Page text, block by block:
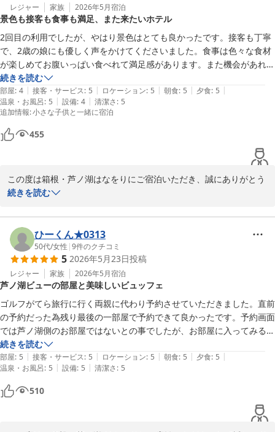
応じて変わってまいりますので、次回のご来館もきっとお楽しみい
ただけるかと思います。またのご来館をスタッフ一同心よりお待ち
申し上げております。ご投稿ありがとうございました。
箱根・芦ノ湖 はなをり（オリックスホテルズ＆リゾーツ）
2026-06-10
レジャー 家族 2026年5月宿泊
景色も接客も食事も満足、また来たいホテル
2回目の利用でしたが、やはり景色はとても良かったです。接客も丁寧
で、2歳の娘にも優しく声をかけてくださいました。食事は色々な食材
が楽しめてお腹いっぱい食べれて満足感があります。また機会があれば
宿泊したいと思えるぐらい良いホテルです。
続きを読む
部屋: 4 | 接客・サービス: 5 | ロケーション: 5 | 朝食: 5 | 夕食: 5 |
温泉・お風呂: 5 | 設備: 4 | 清潔さ: 5
追加情報:小さな子供と一緒に宿泊
455
この度は箱根・芦ノ湖はなをりにご宿泊いただき、誠にありがとう
ございます。
じます。
また、スタッフの対応やお食事についてお褒めのお言葉をいただき
大変恐縮でございます。
お食事は季節ごとにメニューを変更してご用意しておりますのでま
たお越しの際にはその季節ならではのお食事をお楽しみいただけま
すと幸いです。
貴重なお時間をいただきクチコミをご投稿していただき誠にありが
とうございます。
またお越しいただけることをスタッフ一同、心よりお待ちしており
ます。
箱根・芦ノ湖 はなをり（オリックスホテルズ＆リゾーツ）
続きを読む
ひーくん★0313
50代/女性 |9件のクチコミ
5 2026年5月23日投稿
レジャー 家族 2026年5月宿泊
芦ノ湖ビューの部屋と美味しいビュッフェ
ゴルフがてら旅行に行く両親に代わり予約させていただきました。直前
の予約だった為残り最後の一部屋で予約できて良かったです。予約画面
では芦ノ湖側のお部屋ではないとの事でしたが、お部屋に入ってみると
なんと♪芦ノ湖ビュー！！だったそうでとてもラッキーだと喜んだおり
ました。ビュッフェも色々と選びきれない程あっておいしかったそうで
す。帰ってきていいホテルだったよと申しておりました。今度は私もい
ってみたいなぁー(^^)
続きを読む
部屋: 5 | 接客・サービス: 5 | ロケーション: 5 | 朝食: 5 | 夕食: 5 |
温泉・お風呂: 5 | 設備: 5 | 清潔さ: 5
510